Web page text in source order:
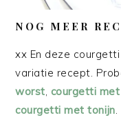
NOG MEER
xx En deze
variatie recept.
worst courgetti met
courgetti met tonijn